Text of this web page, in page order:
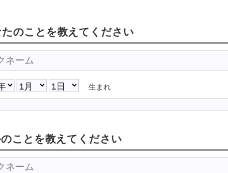
のことを教えてください
生まれ
ことを教えてください